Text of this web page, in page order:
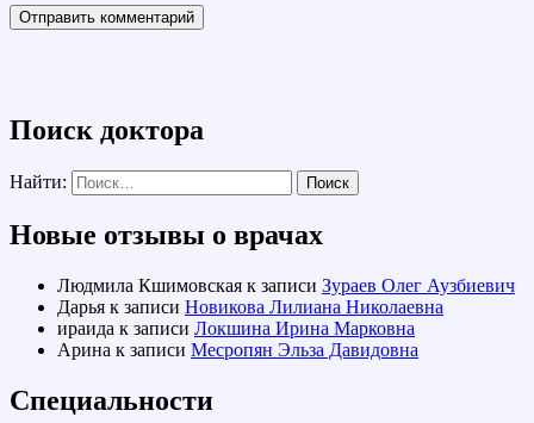
Поиск доктора
Найти:
Новые отзывы о врачах
Людмила Кшимовская к записи Зураев Олег Аузбиевич
Дарья к записи Новикова Лилиана Николаевна
ираида к записи Локшина Ирина Марковна
Арина к записи Месропян Эльза Давидовна
Специальности